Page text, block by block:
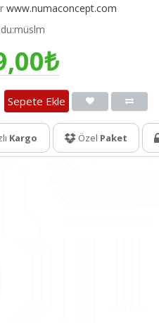
www.numaconcept.com
Sepete Ekle
Kargo Özel Paket